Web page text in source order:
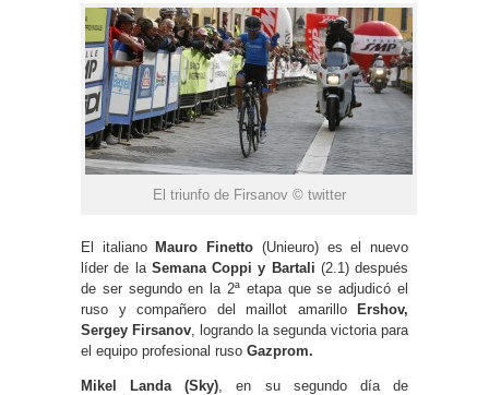
El triunfo de Firsanov © twitter
El italianoMauro Finetto (Unieuro) es el nuevo
líder de la Semana Coppi y Bartali (2.1) después
de ser segundo en la 2ª etapa que se adjudicó el
ruso y compañero del maillot amarillo
Ershov,
Sergey Firsanov, logrando la segunda victoria para
el equipo profesional ruso Gazprom.
Mikel Landa (Sky), en su segundo día de